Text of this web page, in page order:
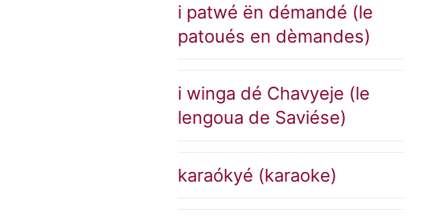
i patwé ën démandé (le
patoués en dèmandes)
i winga dé Chavyeje (le
lengoua de Saviése)
karaókyé (karaoke)